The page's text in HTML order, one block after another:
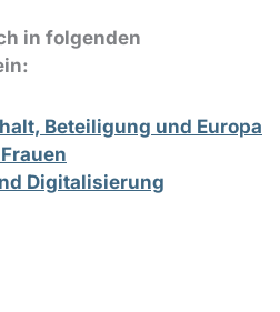
in folgenden
Beteiligung und Europa
Digitalisierung